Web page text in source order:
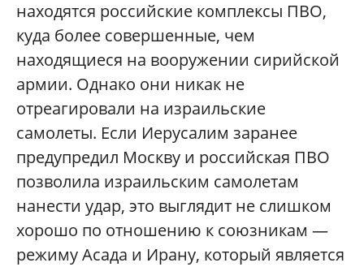
находятся российские комплексы ПВО,
куда более совершенные, чем
находящиеся на вооружении сирийской
армии. Однако они никак не
отреагировали на израильские
самолеты. Если Иерусалим заранее
предупредил Москву и российская ПВО
позволила израильским самолетам
нанести удар, это выглядит не слишком
хорошо по отношению к союзникам —
режиму Асада и Ирану, который является